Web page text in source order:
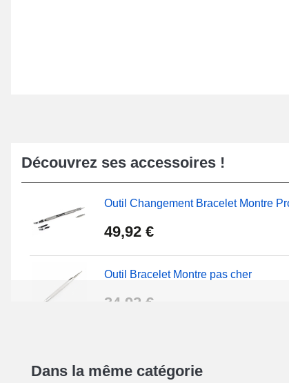
Découvrez ses accessoires !
Outil Changement Bracelet Montre
49,92 €
Outil Bracelet Montre pas cher
34,92 €
16,90 €
Dans la même catégorie